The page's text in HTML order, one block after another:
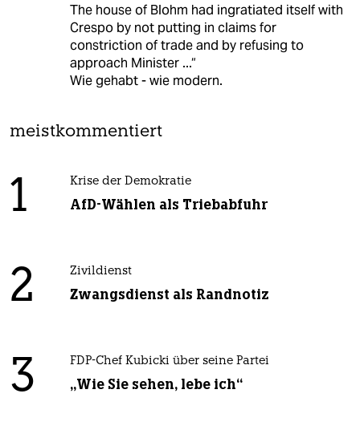
The house of Blohm had ingratiated itself with
Crespo by not putting in claims for
constriction of trade and by refusing to
approach Minister ...“
Wie gehabt - wie modern.
meistkommentiert
1 Krise der Demokratie
AfD-Wählen als Triebabfuhr
2 Zivildienst
Zwangsdienst als Randnotiz
3 FDP-Chef Kubicki über seine Partei
„Wie Sie sehen, lebe ich“